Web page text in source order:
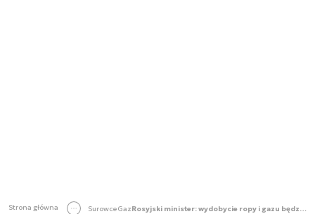
Strona główna SurowceGaz Rosyjski minister: wydobycie ropy i gazu będzie niższe od planowanego